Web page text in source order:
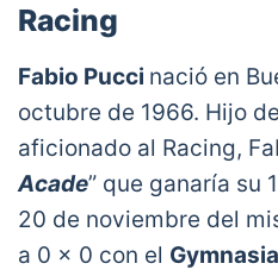
Racing
Fabio Pucci nació en
octubre de 1966. Hijo de
aficionado al Racing,
Acade” que ganaría su
20 de noviembre del
a 0 x 0 con el